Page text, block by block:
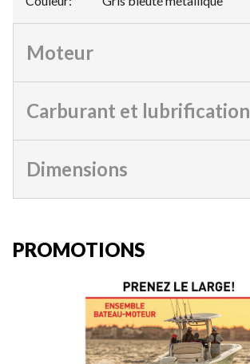
Moteur
Carburant et lubrification
Dimensions
PROMOTIONS